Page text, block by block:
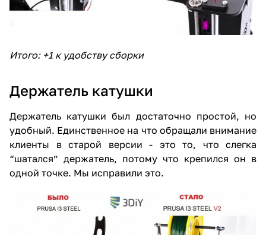
Итого: +1 к удобству сборки
Держатель катушки
Держатель катушки был достаточно простой, но
удобный. Единственное на что обращали внимание
клиенты в старой версии - это то, что слегка
“шатался” держатель, потому что крепился он в
одной точке. Мы исправили это.